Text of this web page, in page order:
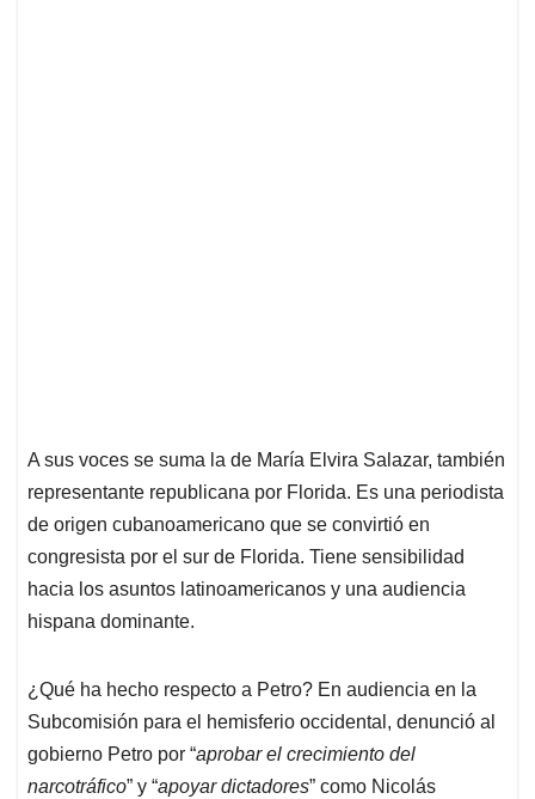
A sus voces se suma la de María Elvira Salazar, también
representante republicana por Florida. Es una periodista
de origen cubanoamericano que se convirtió en
congresista por el sur de Florida. Tiene sensibilidad
hacia los asuntos latinoamericanos y una audiencia
hispana dominante.
¿Qué ha hecho respecto a Petro? En audiencia en la
Subcomisión para el hemisferio occidental, denunció al
gobierno Petro por “aprobar el crecimiento del
narcotráfico” y “apoyar dictadores” como Nicolás